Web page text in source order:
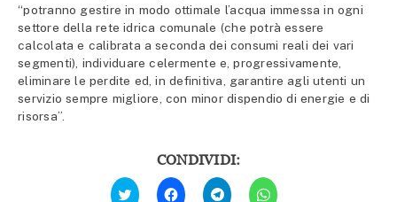
“potranno gestire in modo ottimale l’acqua immessa in ogni
settore della rete idrica comunale (che potrà essere
calcolata e calibrata a seconda dei consumi reali dei vari
segmenti), individuare celermente e, progressivamente,
eliminare le perdite ed, in definitiva, garantire agli utenti un
servizio sempre migliore, con minor dispendio di energie e di
risorsa”.
CONDIVIDI:
Fai
clic
Fai
clic
Fai
clic
Fai
clic